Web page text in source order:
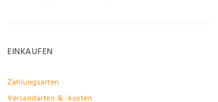
EINKAUFEN
Zahlungsarten
Versandarten & -kosten